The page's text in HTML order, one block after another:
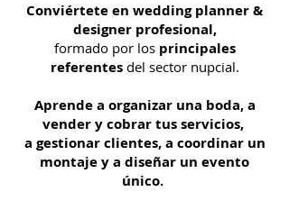
Conviértete en wedding planner &
designer profesional,
formado por losprincipales
referentes del sector nupcial.
Aprende a organizar una boda, a
vender y cobrar tus servicios,
a gestionar clientes, a coordinar un
montaje y a diseñar un evento
único.